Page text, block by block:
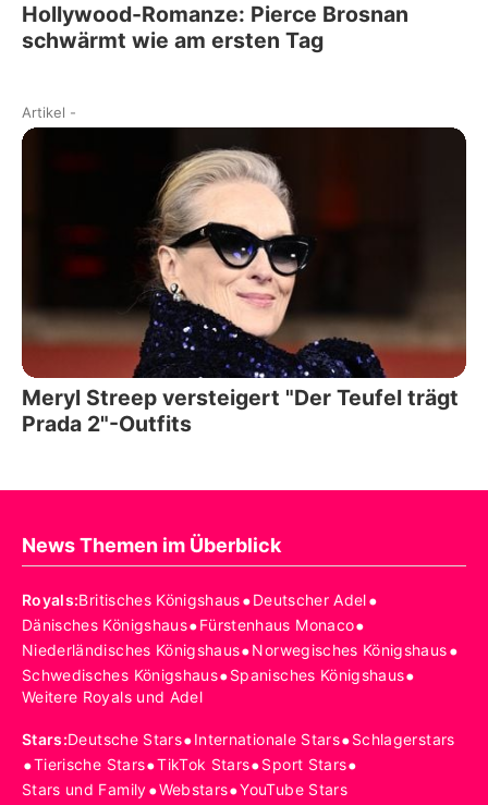
Hollywood-Romanze: Pierce Brosnan
schwärmt wie am ersten Tag
Artikel -
Meryl Streep versteigert "Der Teufel trägt
Prada 2"-Outfits
News Themen im Überblick
Royals:Britisches Königshaus•Deutscher Adel•
Dänisches Königshaus•Fürstenhaus Monaco•
Niederländisches Königshaus•Norwegisches Königshaus•
Schwedisches Königshaus•Spanisches Königshaus•
Weitere Royals und Adel
Stars:Deutsche Stars•Internationale Stars•Schlagerstars
•Tierische Stars•TikTok Stars•Sport Stars•
Stars und Family•Webstars•YouTube Stars